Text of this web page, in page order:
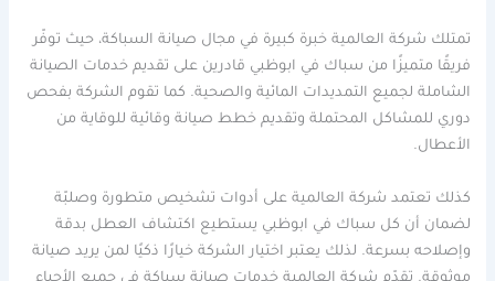
تمتلك شركة العالمية خبرة كبيرة في مجال صيانة السباكة، حيث توفّر
فريقًا متميزًا من سباك في ابوظبي قادرين على تقديم خدمات الصيانة
الشاملة لجميع التمديدات المائية والصحية. كما تقوم الشركة بفحص
دوري للمشاكل المحتملة وتقديم خطط صيانة وقائية للوقاية من
الأعطال.
كذلك تعتمد شركة العالمية على أدوات تشخيص متطورة وصلبّة
لضمان أن كل سباك في ابوظبي يستطيع اكتشاف العطل بدقة
وإصلاحه بسرعة. لذلك يعتبر اختيار الشركة خيارًا ذكيًا لمن يريد صيانة